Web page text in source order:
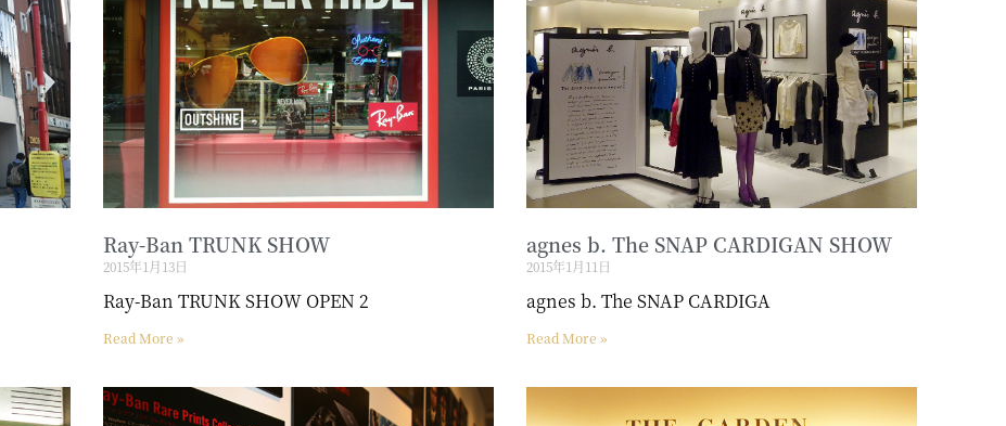
Ray-Ban TRUNK SHOW
2015年1月13日
Ray-Ban TRUNK SHOW OPEN 2
Read More »
agnes b. The SNAP CARDIGAN SHOW
2015年1月11日
agnes b. The SNAP CARDIGA
Read More »